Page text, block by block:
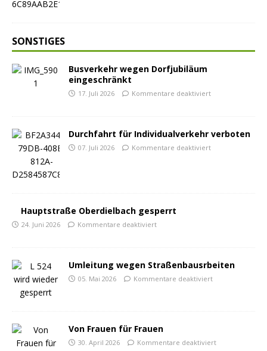
SONSTIGES
Busverkehr wegen Dorfjubiläum
eingeschränkt
17. Juli 2026 Kommentare deaktiviert
Durchfahrt für Individualverkehr verboten
07. Juli 2026 Kommentare deaktiviert
Hauptstraße Oberdielbach gesperrt
24. Juni 2026 Kommentare deaktiviert
Umleitung wegen Straßenbausrbeiten
05. Mai 2026 Kommentare deaktiviert
Von Frauen für Frauen
30. April 2026 Kommentare deaktiviert